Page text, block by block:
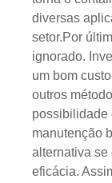
diversas
setor.Por
ignorado.
um bom
outros
possibilidade
manutenção
alternativa se
eficácia.